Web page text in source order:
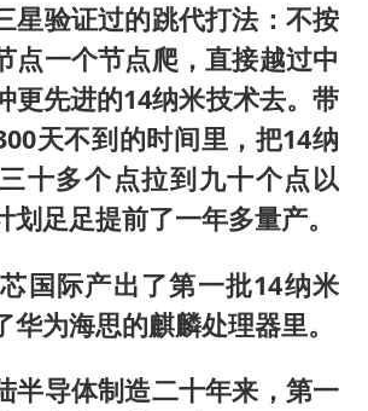
星验证过的跳代打法：不按
点一个节点爬，直接越过中
更先进的14纳米技术去。带
天不到的时间里，把14纳
十多个点拉到九十个点以
划足足提前了一年多量产。
国际产出了第一批14纳米
华为海思的麒麟处理器里。
半导体制造二十年来，第一